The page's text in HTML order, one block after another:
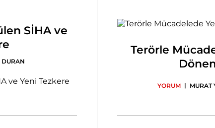
SİHA ve
DURAN
Terörle
YORUM | MURAT